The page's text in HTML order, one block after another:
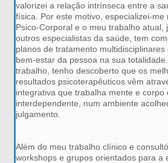
valorizei a relação intrínseca entre a
física. Por este motivo, especializei-me
Psico-Corporal e o meu trabalho atual,
outros especialistas da saúde, tem
planos de tratamento
bem-estar da pessoa na sua
trabalho, tenho descoberto que os
resultados psicoterapêuticos vêm
integrativa que trabalha mente e corpo
interdependente, num ambiente
julgamento.
Além do meu trabalho clínico e
workshops e grupos orientados para a